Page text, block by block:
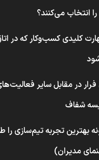
را انتخاب می‌کنند؟
کلیدی کسب‌وکار که در
فرار در مقابل سایر
شفاف
بهترین تجربه تیم‌سازی را
مدیران)